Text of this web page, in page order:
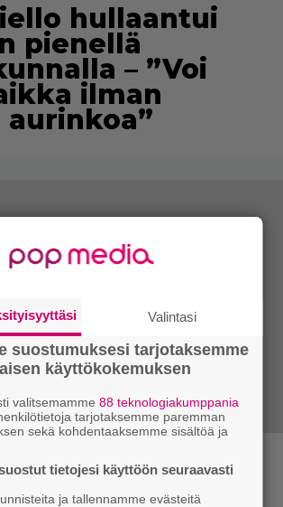
hullaantui
pienellä
– ”Voi
ilman
aurinkoa”
Lehtilälle
rooli
Valintasi
suostumuksesi tarjotaksemme
käyttökokemuksen
valitsemamme88 teknologiakumppania
tarjotaksemme paremman
sekä kohdentaaksemme sisältöä ja
tietojesi käyttöön seuraavasti
ja tallennamme evästeitä